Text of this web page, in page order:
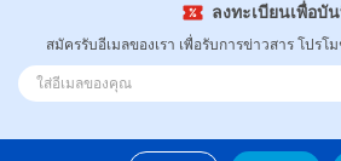
ลงทะเบียนเพื่อบั
สมัครรับอีเมลของเรา เพื่อรับการข่าวสาร โปร